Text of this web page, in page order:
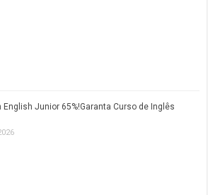
English Junior 65%!Garanta Curso de Inglês